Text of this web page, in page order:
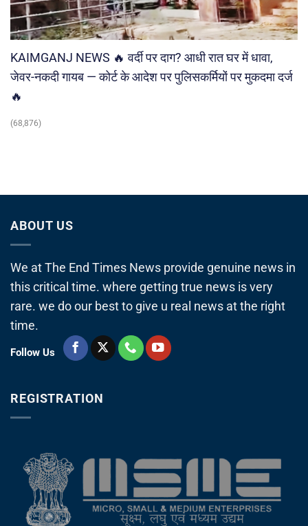
KAIMGANJ NEWS 🔥 वर्दी पर दाग? आधी रात घर में धावा,
जेवर-नकदी गायब — कोर्ट के आदेश पर पुलिसकर्मियों पर मुकदमा दर्ज
🔥
(68,876)
ABOUT US
We at The End Times News provide genuine news in
this critical time. where getting true news is very
rare. we do our best to give u real news at the right
time.
Follow Us
REGISTRATION